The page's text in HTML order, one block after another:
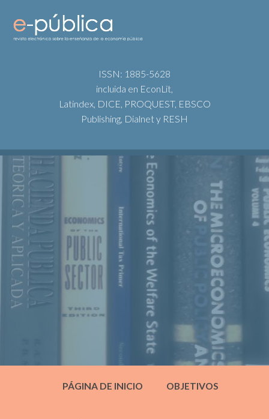
ISSN: 1885-5628
incluida en EconLit,
Latindex, DICE, PROQUEST, EBSCO
Publishing, Dialnet y RESH
PÁGINA DE INICIO OBJETIVOS